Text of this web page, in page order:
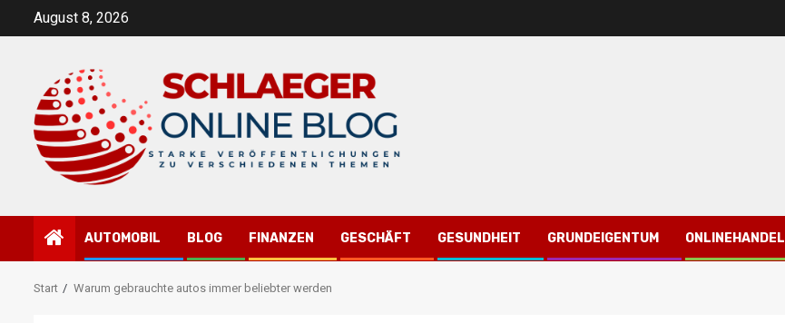
August 8, 2026
AUTOMOBIL BLOG FINANZEN GESCHÄFT GESUNDHEIT GRUNDEIGENTUM ONLINEHANDEL
Start Warum gebrauchte autos immer beliebter werden